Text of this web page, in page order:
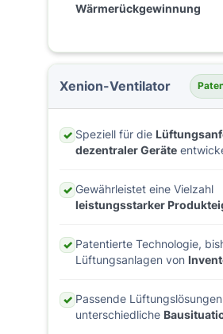
Wärmerückgewinnung
Xenion-Ventilator
✓ Speziell für die
dezentraler Geräte
✓ Gewährleistet eine Vielzahl
leistungsstarker
✓ Patentierte Technologie,
Lüftungsanlagen von
✓ Passende
unterschiedliche